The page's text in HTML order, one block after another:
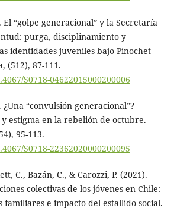
El “golpe generacional” y la Secretaría
purga, disciplinamiento y
identidades juveniles bajo Pinochet
(512), 87-111.
S0718-04622015000200006
¿Una “convulsión generacional”?
estigma en la rebelión de octubre.
95-113.
S0718-22362020000200095
C., Bazán, C., & Carozzi, P. (2021).
colectivas de los jóvenes en Chile:
familiares e impacto del estallido social.